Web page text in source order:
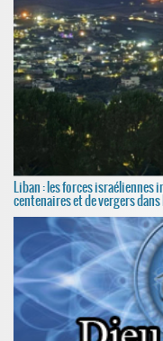
Liban : les forces israéliennes
centenaires et de vergers